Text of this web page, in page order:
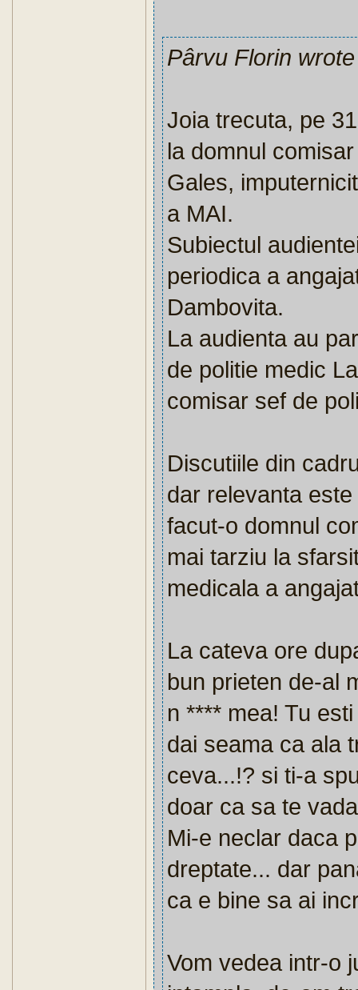
Pârvu Florin wrote
Joia trecuta, pe
la domnul
Gales,
a MAI.
Subiectul
periodica a
Dambovita.
La audienta au
de politie medic
comisar sef de
Discutiile din
dar relevanta
facut-o domnul
mai tarziu la
medicala a
La cateva ore
bun prieten de-al
n **** mea! Tu
dai seama ca ala
ceva...!? si ti-a
doar ca sa te
Mi-e neclar daca
dreptate... dar
ca e bine sa ai
Vom vedea intr-o